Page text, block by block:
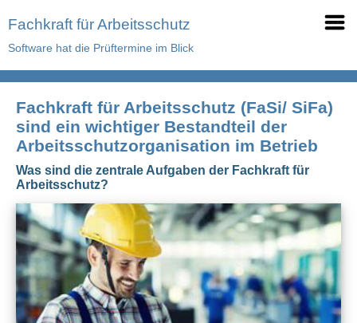
Fachkraft für Arbeitsschutz
Software hat die Prüftermine im Blick
Fachkraft für Arbeitsschutz (FaSi/ SiFa)
sind ein wichtiger Bestandteil der
Arbeitsschutzorganisation im Betrieb
Was sind die zentrale Aufgaben der Fachkraft für
Arbeitsschutz?